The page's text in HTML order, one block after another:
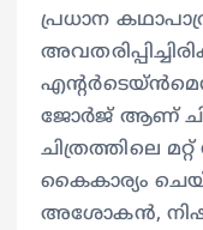
പ്രധാന
ജോര്‍ജ് ആണ്
ചിത്രത്തിലെ
കൈകാര്യം
അശോകൻ,